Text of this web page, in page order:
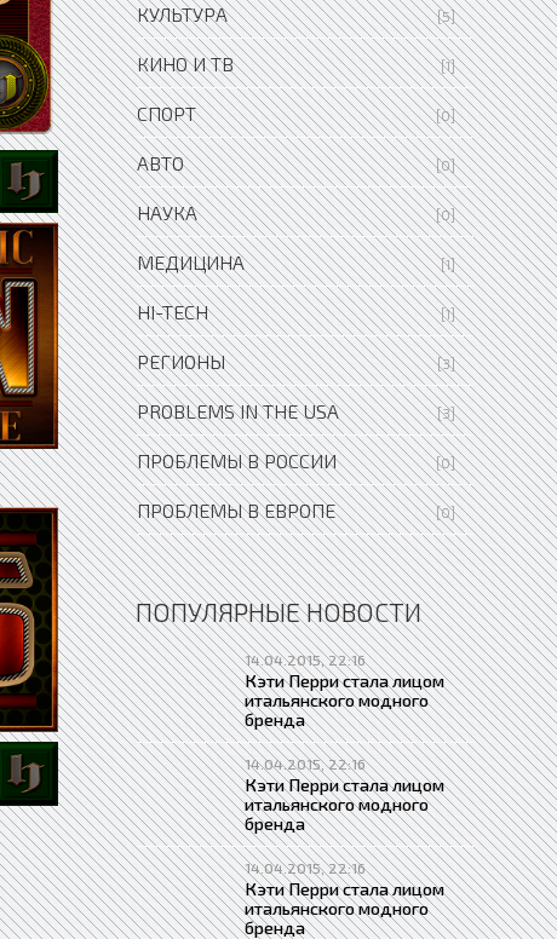
КУЛЬТУРА [5]
КИНО И ТВ [1]
СПОРТ [0]
АВТО [0]
НАУКА [0]
МЕДИЦИНА [1]
HI-TECH [1]
РЕГИОНЫ [3]
PROBLEMS IN THE USA [3]
ПРОБЛЕМЫ В РОССИИ [0]
ПРОБЛЕМЫ В ЕВРОПЕ [0]
ПОПУЛЯРНЫЕ НОВОСТИ
14.04.2015, 22:16
Кэти Перри стала лицом
итальянского модного
бренда
14.04.2015, 22:16
Кэти Перри стала лицом
итальянского модного
бренда
14.04.2015, 22:16
Кэти Перри стала лицом
итальянского модного
бренда